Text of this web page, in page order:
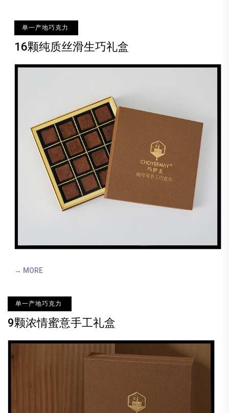
单一产地巧克力
16颗纯质丝滑生巧礼盒
→ MORE
单一产地巧克力
9颗浓情蜜意手工礼盒